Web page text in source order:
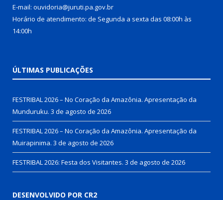
E-mail: ouvidoria@juruti.pa.gov.br
Horário de atendimento: de Segunda a sexta das 08:00h às
14:00h
ÚLTIMAS PUBLICAÇÕES
FESTRIBAL 2026 – No Coração da Amazônia. Apresentação da
Munduruku. 3 de agosto de 2026
FESTRIBAL 2026 – No Coração da Amazônia. Apresentação da
Muirapinima. 3 de agosto de 2026
FESTRIBAL 2026: Festa dos Visitantes. 3 de agosto de 2026
DESENVOLVIDO POR CR2